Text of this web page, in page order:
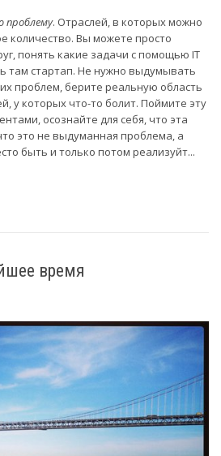
проблему. Отраслей, в которых можно
количество. Вы можете просто
понять какие задачи с помощью IT
там стартап. Не нужно выдумывать
проблем, берите реальную область
у которых что-то болит. Поймите эту
осознайте для себя, что эта
это не выдуманная проблема, а
быть и только потом реализуйт...
время